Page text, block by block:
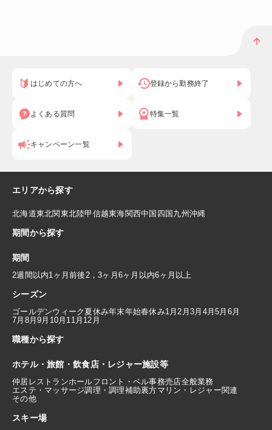
はじめての方へ 登録から勤務終了
よくある質問 特集一覧
キャンペーン一覧
エリアから探す
北海道東北関東北陸甲信越東海関西中国 四国 九州 沖縄
期間から探す
期間
2週間以内1ヶ月前後2，3ヶ月 6ヶ月以内6ヶ月以上
シーズン
ゴールデンウィーク 夏休み年末年始春休み1月2月3月 4月5月 6月
7月 8月9月 10月 11月 12月
職種から探す
ホテル・旅館・飲食店・レジャー施設等
仲居 レストランホールフロント・ベル事務売店全般業務
エステ・マッサージ調理・調理補助裏方マリン・レジャー関連
その他
スキー場